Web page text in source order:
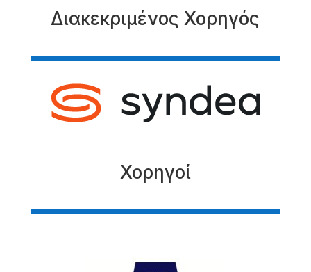
Διακεκριμένος Χορηγός
Χορηγοί